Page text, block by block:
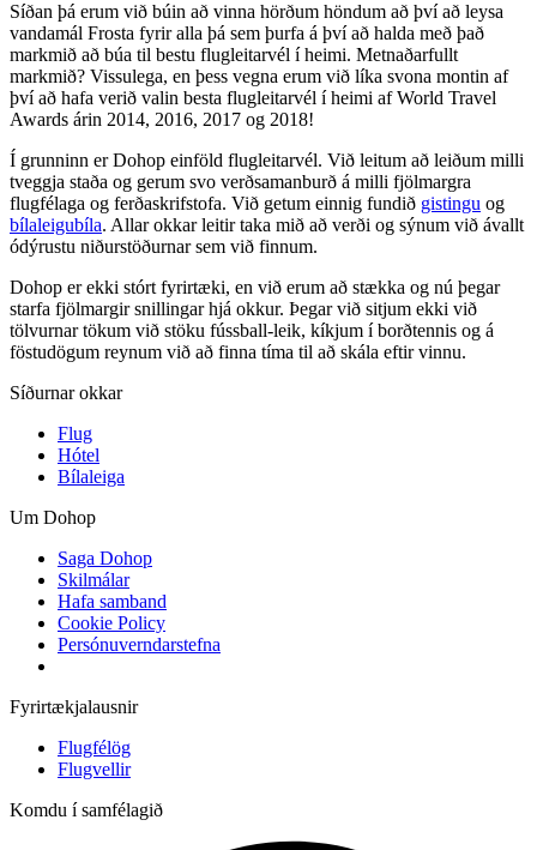
Síðan þá erum við búin að vinna hörðum höndum að því að leysa
vandamál Frosta fyrir alla þá sem þurfa á því að halda með það
markmið að búa til bestu flugleitarvél í heimi. Metnaðarfullt
markmið? Vissulega, en þess vegna erum við líka svona montin af
því að hafa verið valin besta flugleitarvél í heimi af World Travel
Awards árin 2014, 2016, 2017 og 2018!
Í grunninn er Dohop einföld flugleitarvél. Við leitum að leiðum milli
tveggja staða og gerum svo verðsamanburð á milli fjölmargra
flugfélaga og ferðaskrifstofa. Við getum einnig fundið gistingu og
bílaleigubíla. Allar okkar leitir taka mið að verði og sýnum við ávallt
ódýrustu niðurstöðurnar sem við finnum.
Dohop er ekki stórt fyrirtæki, en við erum að stækka og nú þegar
starfa fjölmargir snillingar hjá okkur. Þegar við sitjum ekki við
tölvurnar tökum við stöku fússball-leik, kíkjum í borðtennis og á
föstudögum reynum við að finna tíma til að skála eftir vinnu.
Síðurnar okkar
Flug
Hótel
Bílaleiga
Um Dohop
Saga Dohop
Skilmálar
Hafa samband
Cookie Policy
Persónuverndarstefna
Fyrirtækjalausnir
Flugfélög
Flugvellir
Komdu í samfélagið